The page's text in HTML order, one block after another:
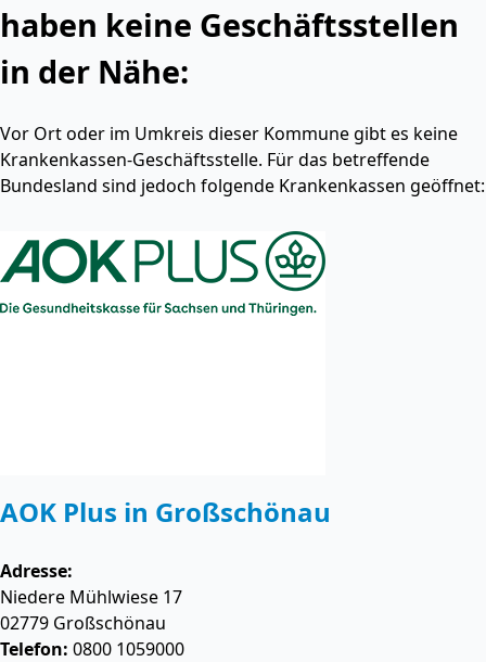
haben keine Geschäftsstellen
in der Nähe:
Vor Ort oder im Umkreis dieser Kommune gibt es keine
Krankenkassen-Geschäftsstelle. Für das betreffende
Bundesland sind jedoch folgende Krankenkassen geöffnet:
AOK Plus in Großschönau
Adresse:
Niedere Mühlwiese 17
02779 Großschönau
Telefon: 0800 1059000